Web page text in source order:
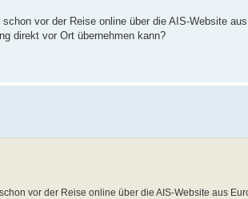
vor der Reise online über die AIS-Website
direkt vor Ort übernehmen kann?
vor der Reise online über die AIS-Website aus